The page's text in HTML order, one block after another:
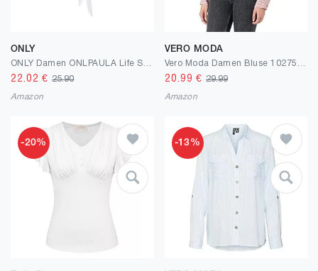
ONLY
22.02 €25.90
Amazon
VERO MODA
20.99 € 29.99
Amazon
-20% -13%